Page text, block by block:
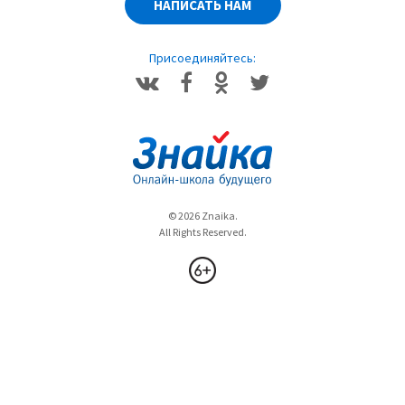
НАПИСАТЬ НАМ
Присоединяйтесь:
© 2026 Znaika.
All Rights Reserved.